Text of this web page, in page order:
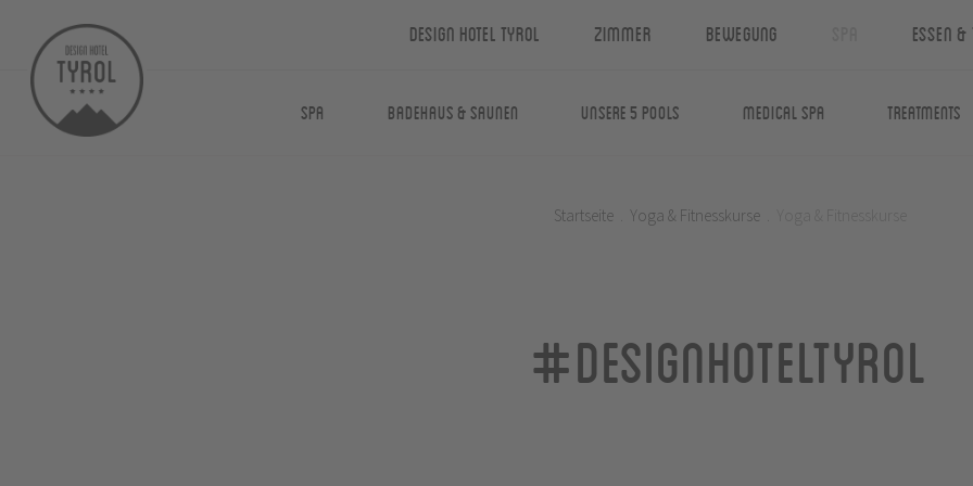
Design Hotel Tyrol Zimmer Bewegung Essen
Spa Badehaus & Saunen Unsere 5 Pools Medical Spa Treatments
Startseite Yoga & Fitnesskurse
#designhoteltyrol